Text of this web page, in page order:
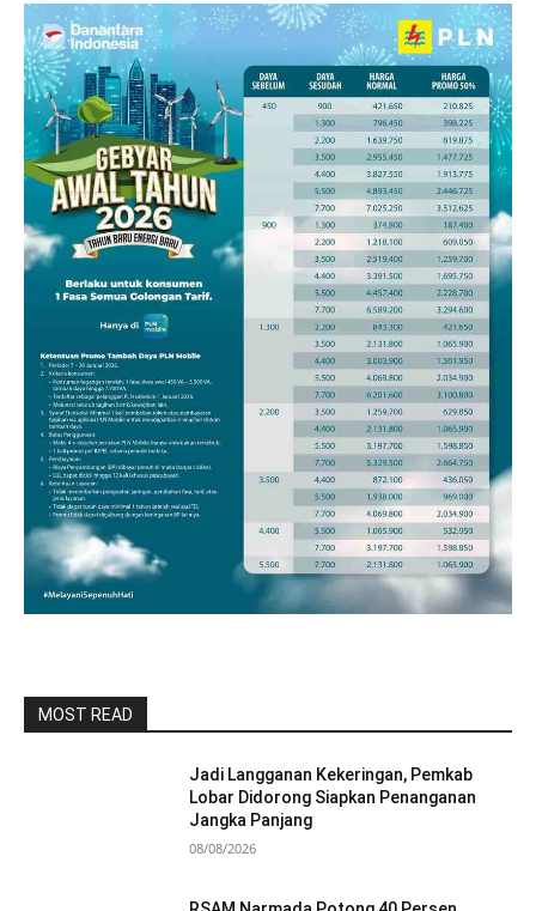
MOST READ
Jadi Langganan Kekeringan, Pemkab
Lobar Didorong Siapkan Penanganan
Jangka Panjang
08/08/2026